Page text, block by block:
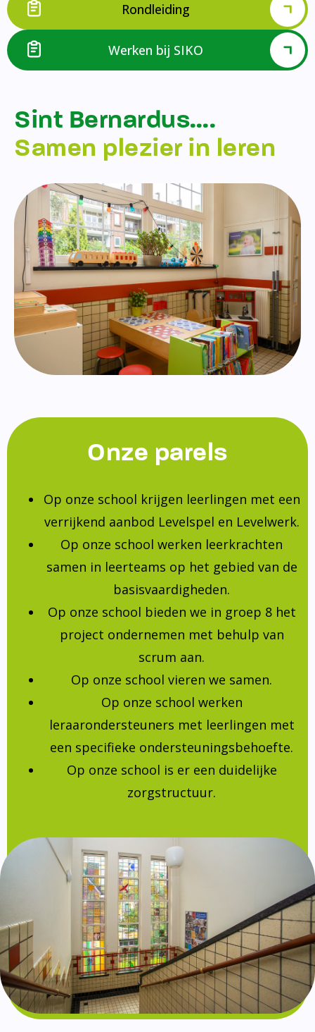
Rondleiding
Werken bij SIKO
Sint Bernardus….
Samen plezier in leren
Onze parels
Op onze school krijgen leerlingen met een
verrijkend aanbod Levelspel en Levelwerk.
Op onze school werken leerkrachten
samen in leerteams op het gebied van de
basisvaardigheden.
Op onze school bieden we in groep 8 het
project ondernemen met behulp van
scrum aan.
Op onze school vieren we samen.
Op onze school werken
leraarondersteuners met leerlingen met
een specifieke ondersteuningsbehoefte.
Op onze school is er een duidelijke
zorgstructuur.